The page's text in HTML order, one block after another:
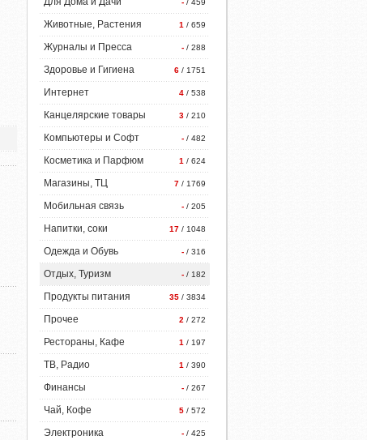
- / 459
1 / 659
Животные, Растения
- / 288
Журналы и Пресса
6 / 1751
Здоровье и Гигиена
4 / 538
Интернет
3 / 210
Канцелярские товары
- / 482
Компьютеры и Софт
1 / 624
Косметика и Парфюм
7 / 1769
Магазины, ТЦ
- / 205
Мобильная связь
17 / 1048
Напитки, соки
- / 316
Одежда и Обувь
- / 182
Отдых, Туризм
35 / 3834
Продукты питания
2 / 272
Прочее
1 / 197
Рестораны, Кафе
1 / 390
ТВ, Радио
- / 267
Финансы
5 / 572
Чай, Кофе
- / 425
Электроника